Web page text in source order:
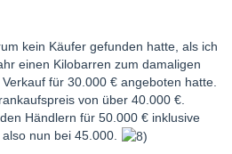
kein Käufer gefunden hatte, als ich
einen Kilobarren zum damaligen
für 30.000 € angeboten hatte.
von über 40.000 €.
Händlern für 50.000 € inklusive
nun bei 45.000.